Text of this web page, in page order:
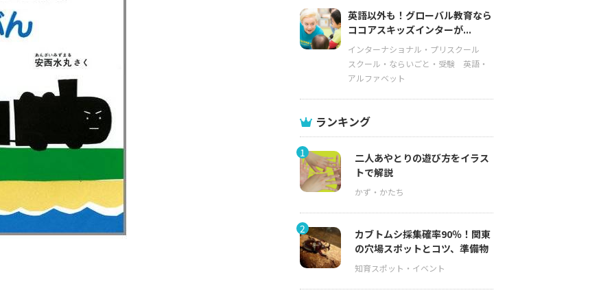
英語以外も！グローバル教育なら
ココアスキッズインターが...
インターナショナル・プリスクール
スクール・ならいごと・受験
英語・
アルファベット
ランキング
1
二人あやとりの遊び方をイラス
トで解説
2
カブトムシ採集確率90％！関東
の穴場スポットとコツ、準備物